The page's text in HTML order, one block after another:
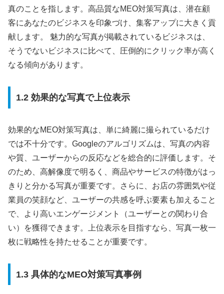
真のことを指します。高品質なMEO対策写真は、潜在顧
客にあなたのビジネスを印象づけ、集客アップに大きく貢
献します。 魅力的な写真が掲載されているビジネスは、
そうでないビジネスに比べて、圧倒的にクリック率が高く
なる傾向があります。
1.2 効果的な写真で上位表示
効果的なMEO対策写真は、単に綺麗に撮られているだけ
では不十分です。Googleのアルゴリズムは、写真の内容
や質、ユーザーからの反応などを総合的に評価します。そ
のため、高解像度で明るく、商品やサービスの特徴がはっ
きりと分かる写真が重要です。さらに、お店の雰囲気や従
業員の笑顔など、ユーザーの共感を呼ぶ要素も加えること
で、より高いエンゲージメント（ユーザーとの関わり合
い）を獲得できます。上位表示を目指すなら、写真一枚一
枚に戦略性を持たせることが重要です。
1.3 具体的なMEO対策写真事例